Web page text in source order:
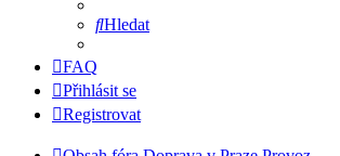
Hledat
FAQ
Přihlásit se
Registrovat